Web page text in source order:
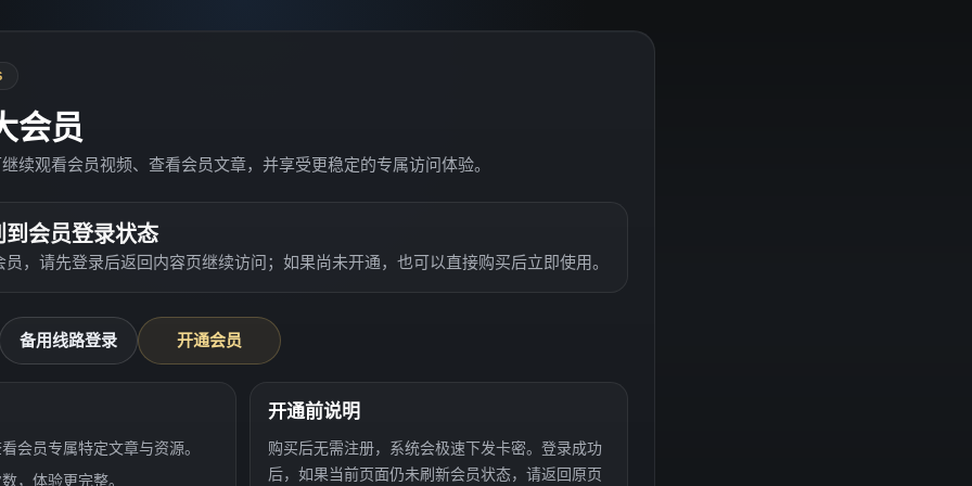
会员
续观看会员视频、查看会员文章，并享受更稳定的专属访问体验。
会员登录状态
，请先登录后返回内容页继续访问；如果尚未开通，也可以直接购买后立即使用。
备用线路登录 开通会员
会员专属特定文章与资源。
，体验更完整。
开通前说明
购买后无需注册，系统会极速下发卡密。登录成功
后，如果当前页面仍未刷新会员状态，请返回原页